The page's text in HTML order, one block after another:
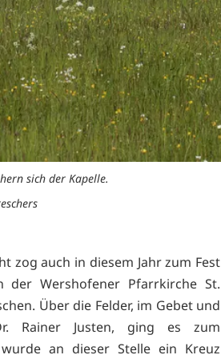
sich der Kapelle.
zog auch in diesem Jahr zum Fest
der Wershofener Pfarrkirche St.
Über die Felder, im Gebet und
Rainer Justen, ging es zum
wurde an dieser Stelle ein Kreuz